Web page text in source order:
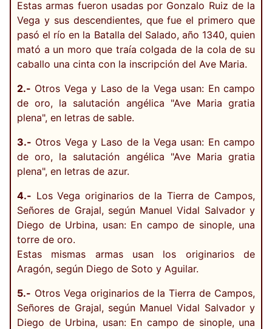
Estas armas fueron usadas por Gonzalo Ruiz de la
Vega y sus descendientes, que fue el primero que
pasó el río en la Batalla del Salado, año 1340, quien
mató a un moro que traía colgada de la cola de su
caballo una cinta con la inscripción del Ave Maria.
2.- Otros Vega y Laso de la Vega usan: En campo
de oro, la salutación angélica "Ave Maria gratia
plena", en letras de sable.
3.- Otros Vega y Laso de la Vega usan: En campo
de oro, la salutación angélica "Ave Maria gratia
plena", en letras de azur.
4.- Los Vega originarios de la Tierra de Campos,
Señores de Grajal, según Manuel Vidal Salvador y
Diego de Urbina, usan: En campo de sinople, una
torre de oro.
Estas mismas armas usan los originarios de
Aragón, según Diego de Soto y Aguilar.
5.- Otros Vega originarios de la Tierra de Campos,
Señores de Grajal, según Manuel Vidal Salvador y
Diego de Urbina, usan: En campo de sinople, una